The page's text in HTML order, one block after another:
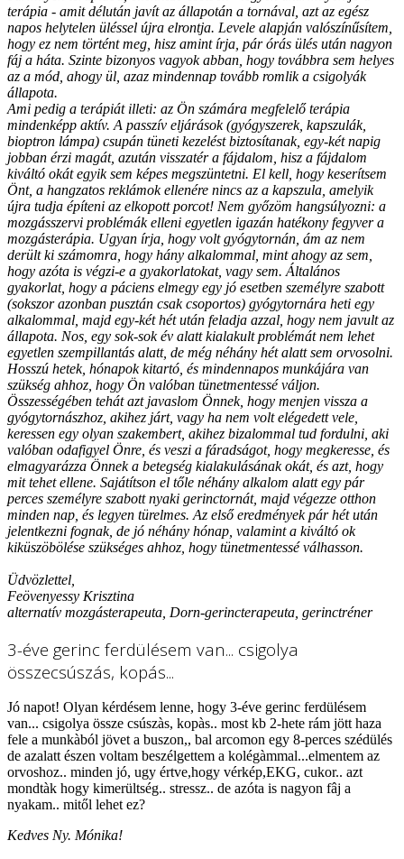
terápia - amit délután javít az állapotán a tornával, azt az egész
napos helytelen üléssel újra elrontja. Levele alapján valószínűsítem,
hogy ez nem történt meg, hisz amint írja, pár órás ülés után nagyon
fáj a háta. Szinte bizonyos vagyok abban, hogy továbbra sem helyes
az a mód, ahogy ül, azaz mindennap tovább romlik a csigolyák
állapota.
Ami pedig a terápiát illeti: az Ön számára megfelelő terápia
mindenképp aktív. A passzív eljárások (gyógyszerek, kapszulák,
bioptron lámpa) csupán tüneti kezelést biztosítanak, egy-két napig
jobban érzi magát, azután visszatér a fájdalom, hisz a fájdalom
kiváltó okát egyik sem képes megszüntetni. El kell, hogy keserítsem
Önt, a hangzatos reklámok ellenére nincs az a kapszula, amelyik
újra tudja építeni az elkopott porcot! Nem győzöm hangsúlyozni: a
mozgásszervi problémák elleni egyetlen igazán hatékony fegyver a
mozgásterápia. Ugyan írja, hogy volt gyógytornán, ám az nem
derült ki számomra, hogy hány alkalommal, mint ahogy az sem,
hogy azóta is végzi-e a gyakorlatokat, vagy sem. Általános
gyakorlat, hogy a páciens elmegy egy jó esetben személyre szabott
(sokszor azonban pusztán csak csoportos) gyógytornára heti egy
alkalommal, majd egy-két hét után feladja azzal, hogy nem javult az
állapota. Nos, egy sok-sok év alatt kialakult problémát nem lehet
egyetlen szempillantás alatt, de még néhány hét alatt sem orvosolni.
Hosszú hetek, hónapok kitartó, és mindennapos munkájára van
szükség ahhoz, hogy Ön valóban tünetmentessé váljon.
Összességében tehát azt javaslom Önnek, hogy menjen vissza a
gyógytornászhoz, akihez járt, vagy ha nem volt elégedett vele,
keressen egy olyan szakembert, akihez bizalommal tud fordulni, aki
valóban odafigyel Önre, és veszi a fáradságot, hogy megkeresse, és
elmagyarázza Önnek a betegség kialakulásának okát, és azt, hogy
mit tehet ellene. Sajátítson el tőle néhány alkalom alatt egy pár
perces személyre szabott nyaki gerinctornát, majd végezze otthon
minden nap, és legyen türelmes. Az első eredmények pár hét után
jelentkezni fognak, de jó néhány hónap, valamint a kiváltó ok
kiküszöbölése szükséges ahhoz, hogy tünetmentessé válhasson.
Üdvözlettel,
Feövenyessy Krisztina
alternatív mozgásterapeuta, Dorn-gerincterapeuta, gerinctréner
3-éve gerinc ferdülésem van... csigolya
összecsúszás, kopás...
Jó napot! Olyan kérdésem lenne, hogy 3-éve gerinc ferdülésem
van... csigolya össze csúszàs, kopàs.. most kb 2-hete rám jött haza
fele a munkàból jövet a buszon,, bal arcomon egy 8-perces szédülés
de azalatt észen voltam beszélgettem a kolégàmmal...elmentem az
orvoshoz.. minden jó, ugy értve,hogy vérkép,EKG, cukor.. azt
mondtàk hogy kimerültség.. stressz.. de azóta is nagyon fâj a
nyakam.. mitől lehet ez?
Kedves Ny. Mónika!